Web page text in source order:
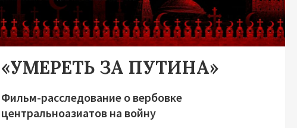
«УМЕРЕТЬ ЗА ПУТИНА»
Фильм-расследование о вербовке
центральноазиатов на войну